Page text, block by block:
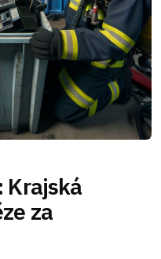
Krajská
za